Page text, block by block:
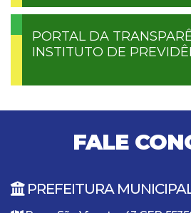
PORTAL DA
INSTITUTO DE
FALE
PREFEITURA